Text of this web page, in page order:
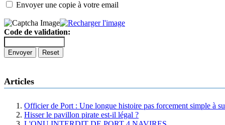
Envoyer une copie à votre email
Code de validation:
Envoyer Reset
Articles
Officier de Port : Une longue histoire pas forcement simple à
Hisser le pavillon pirate est-il légal ?